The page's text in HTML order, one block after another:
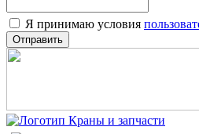
Я принимаю условия
Отправить